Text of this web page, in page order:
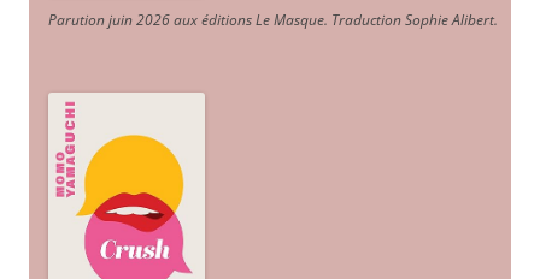
Parution juin 2026 aux éditions Le Masque. Traduction Sophie Alibert.